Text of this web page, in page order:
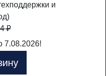
и
₽
7.08.2026!